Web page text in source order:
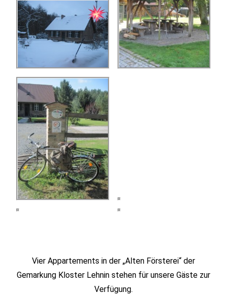
Vier Appartements in der „Alten Försterei“ der
Gemarkung Kloster Lehnin stehen für unsere Gäste zur
Verfügung.